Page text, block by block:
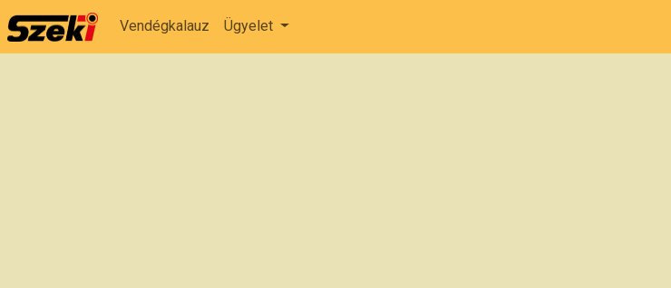
Vendégkalauz Ügyelet